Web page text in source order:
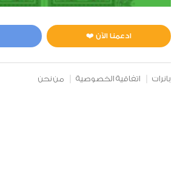
ادعمنا الآن ❤️
بانرات اتفاقية الخصوصية من نحن